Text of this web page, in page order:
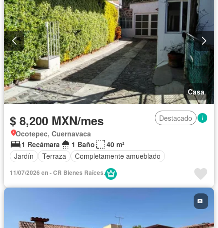
Casa
$ 8,200 MXN/mes
Destacado
Ocotepec, Cuernavaca
1 Recámara
1 Baño
40 m²
Jardín
Terraza Completamente amueblado
11/07/2026 en - CR Bienes Raíces.